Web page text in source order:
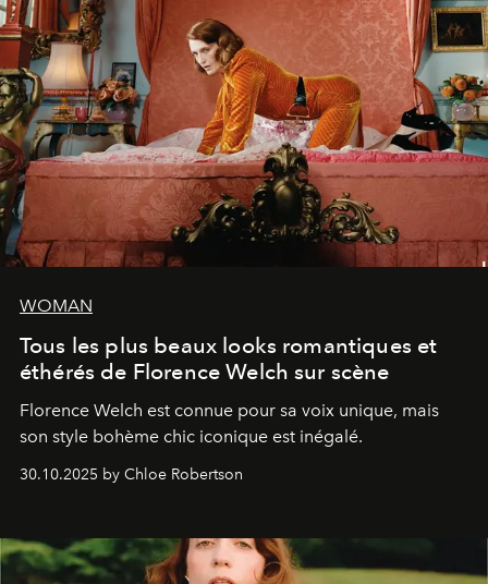
WOMAN
Tous les plus beaux looks romantiques et
éthérés de Florence Welch sur scène
Florence Welch est connue pour sa voix unique, mais
son style bohème chic iconique est inégalé.
30.10.2025 by Chloe Robertson